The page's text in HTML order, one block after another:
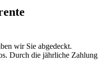
wir Sie abgedeckt.
Durch die jährliche Zahlung